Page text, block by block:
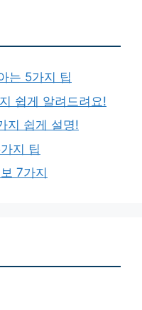
는 5가지 팁
쉽게 알려드려요!
지 쉽게 설명!
지 팁
7가지